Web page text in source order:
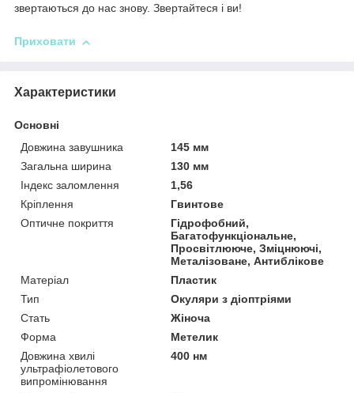
звертаються до нас знову. Звертайтеся і ви!
Приховати
Характеристики
Основні
Довжина завушника
145 мм
Загальна ширина
130 мм
Індекс заломлення
1,56
Кріплення
Гвинтове
Оптичне покриття
Гідрофобний,
Багатофункціональне,
Просвітлююче, Зміцнюючі,
Металізоване, Антиблікове
Матеріал
Пластик
Тип
Окуляри з діоптріями
Стать
Жіноча
Форма
Метелик
Довжина хвилі
ультрафіолетового
випромінювання
400 нм